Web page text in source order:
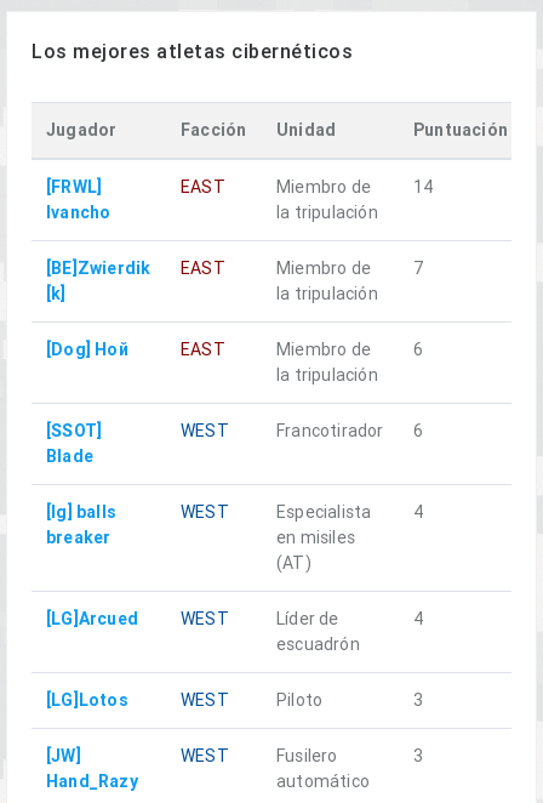
Los mejores atletas cibernéticos
Jugador Facción Unidad Puntuación
[FRWL]
Ivancho
EAST
Miembro de
la tripulación
14
[BE]Zwierdik
[k]
EAST
Miembro de
la tripulación
7
[Dog] Ной EAST
Miembro de
la tripulación
6
[SSOT]
Blade
WEST Francotirador 6
[lg] balls
breaker
WEST
Especialista
en misiles
(AT)
4
[LG]Arcued WEST
Líder de
escuadrón
4
[LG]Lotos WEST Piloto 3
[JW]
Hand_Razy
WEST
Fusilero
automático
3